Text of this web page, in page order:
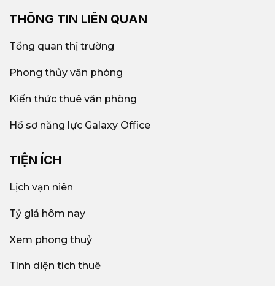
THÔNG TIN LIÊN QUAN
Tổng quan thị trường
Phong thủy văn phòng
Kiến thức thuê văn phòng
Hồ sơ năng lực Galaxy Office
TIỆN ÍCH
Lịch vạn niên
Tỷ giá hôm nay
Xem phong thuỷ
Tính diện tích thuê